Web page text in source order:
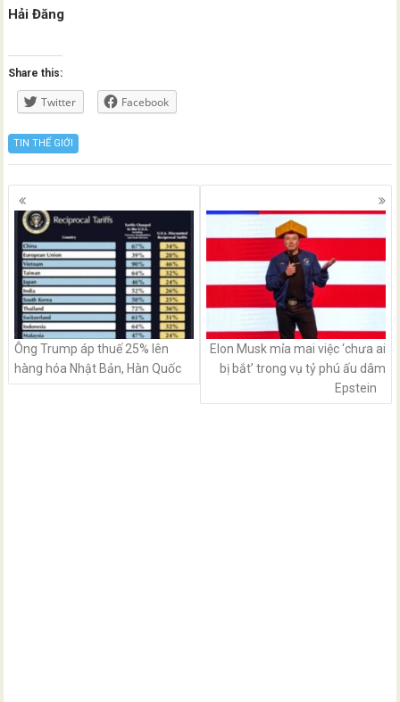
Hải Đăng
Share this:
Twitter Facebook
TIN THẾ GIỚI
Posts
navigation
Ông Trump áp thuế 25% lên
hàng hóa Nhật Bản, Hàn Quốc
Elon Musk mỉa mai việc ‘chưa ai
bị bắt’ trong vụ tỷ phú ấu dâm
Epstein